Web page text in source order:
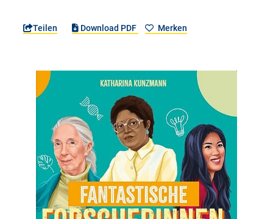
Teilen Download PDF Merken